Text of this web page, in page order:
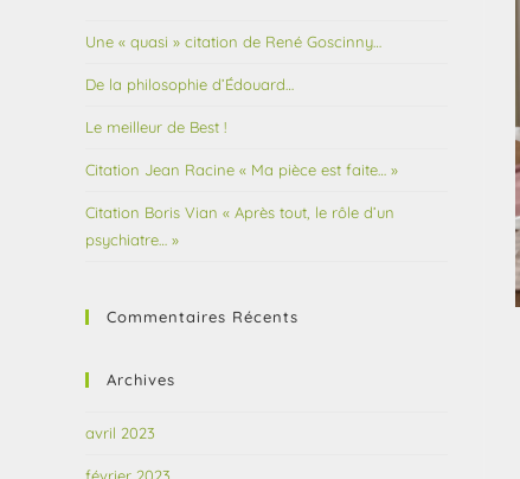
Une « quasi » citation de René Goscinny…
De la philosophie d’Édouard…
Le meilleur de Best !
Citation Jean Racine « Ma pièce est faite… »
Citation Boris Vian « Après tout, le rôle d’un
psychiatre… »
Commentaires Récents
Archives
avril 2023
février 2023